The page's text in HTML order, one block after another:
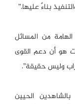
بناءً عليها.”
من المسائل
هو أن دعم القوى
وليس حقيقة”.
الحيين